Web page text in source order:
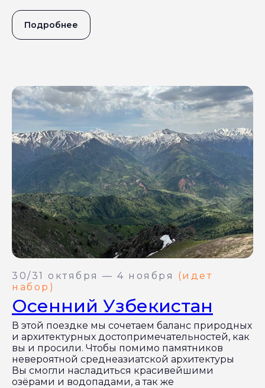
Подробнее
30/31 октября — 4 ноября (идет
набор)
Осенний Узбекистан
В этой поездке мы сочетаем баланс природных
и архитектурных достопримечательностей, как
вы и просили. Чтобы помимо памятников
невероятной среднеазиатской архитектуры
Вы смогли насладиться красивейшими
озёрами и водопадами, а так же